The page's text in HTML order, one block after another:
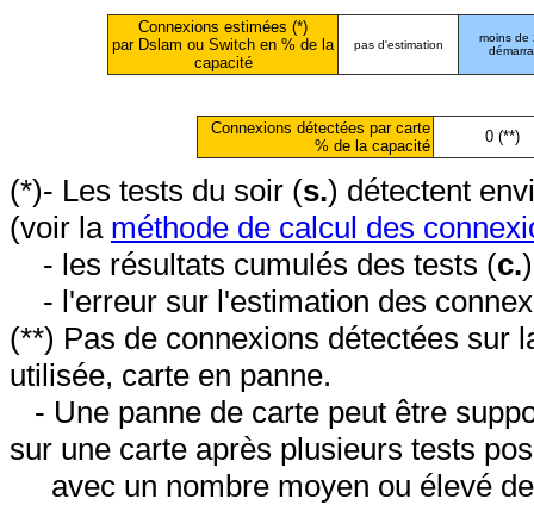
Connexions estimées (*)
par Dslam ou Switch en % de la
capacité
pas d'estimation
moins de
Connexions détectées par carte
% de la capacité
0 (**)
(*)- Les tests du soir (s.) détectent
(voir la méthode de calcul des
- les résultats cumulés des tests (c.
- l'erreur sur l'estimation des
(**) Pas de connexions détectées sur
utilisée, carte en panne.
- Une panne de carte peut être
sur une carte après plusieurs tests
avec un nombre moyen ou élevé